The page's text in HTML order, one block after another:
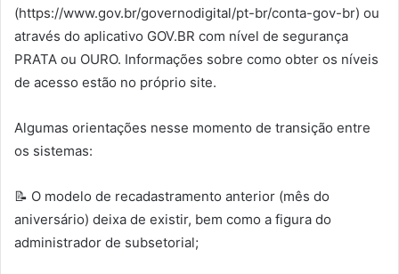
(https://www.gov.br/governodigital/pt-br/conta-gov-br) ou
através do aplicativo GOV.BR com nível de segurança
PRATA ou OURO. Informações sobre como obter os níveis
de acesso estão no próprio site.
Algumas orientações nesse momento de transição entre
os sistemas:
📝 O modelo de recadastramento anterior (mês do
aniversário) deixa de existir, bem como a figura do
administrador de subsetorial;